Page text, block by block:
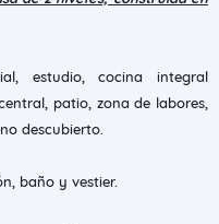
estudio, cocina integral
patio, zona de labores,
descubierto.
baño y vestier.